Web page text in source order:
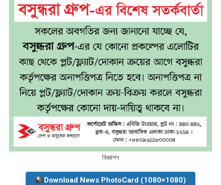
বিজ্ঞাপন
Download News PhotoCard (1080×1080)